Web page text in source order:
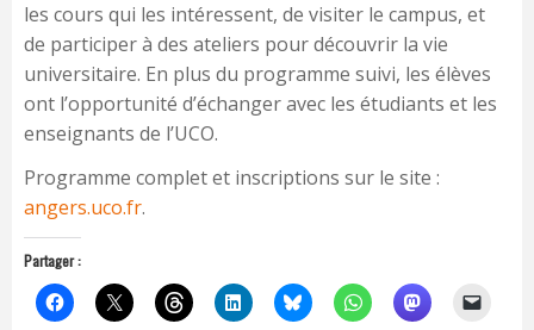
les cours qui les intéressent, de visiter le campus, et
de participer à des ateliers pour découvrir la vie
universitaire. En plus du programme suivi, les élèves
ont l’opportunité d’échanger avec les étudiants et les
enseignants de l’UCO.
Programme complet et inscriptions sur le site :
angers.uco.fr.
Partager :